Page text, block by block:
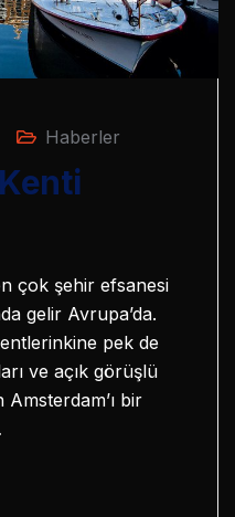
Haberler
çok şehir efsanesi
gelir Avrupa’da.
pek de
ve açık görüşlü
Amsterdam’ı bir